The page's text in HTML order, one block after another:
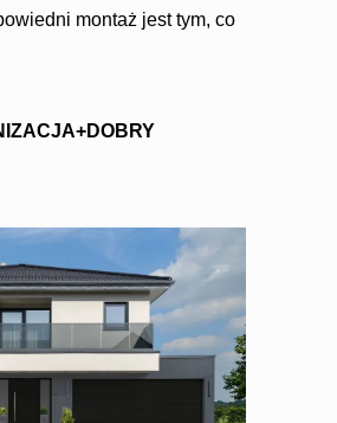
montaż jest tym, co